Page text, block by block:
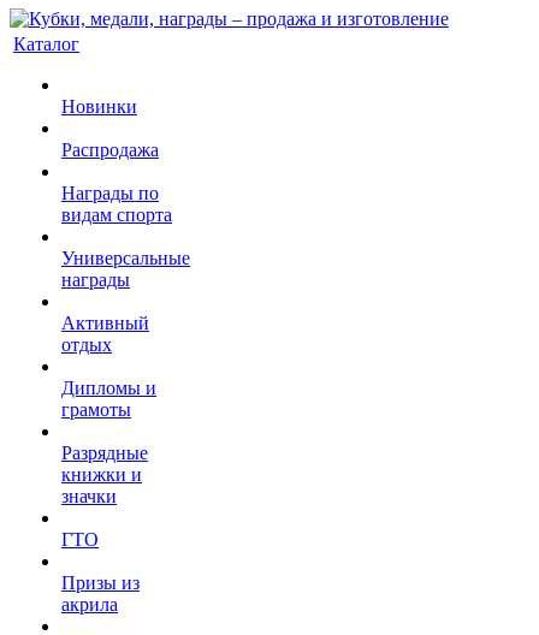
Каталог
Новинки
Распродажа
Награды по
видам спорта
Универсальные
награды
Активный
отдых
Дипломы и
грамоты
Разрядные
книжки и
значки
ГТО
Призы из
акрила